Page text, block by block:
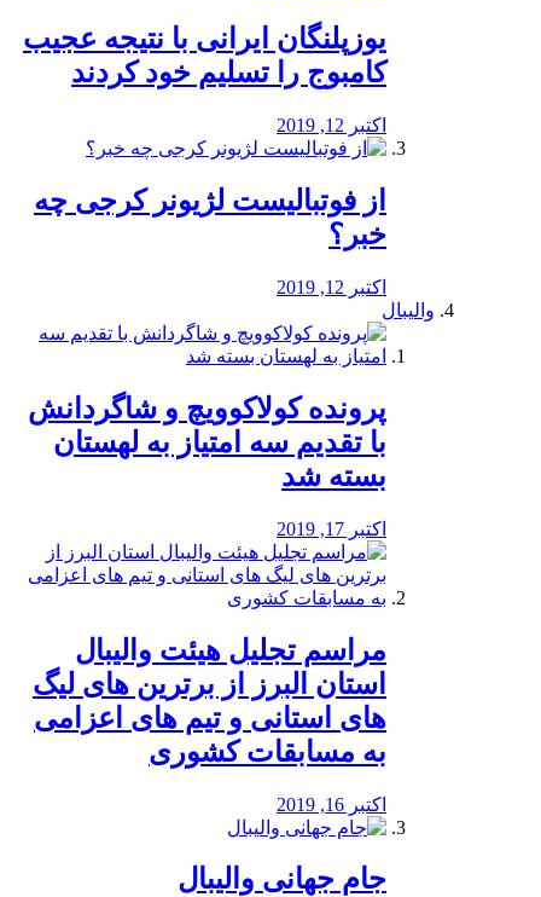
یوزپلنگان ایرانی با نتیجه عجیب
کامبوج را تسلیم خود کردند
اکتبر 12, 2019
از فوتبالیست لژیونر کرجی چه
خبر؟
اکتبر 12, 2019
والیبال
پرونده کولاکوویچ و شاگردانش
با تقدیم سه امتیاز به لهستان
بسته شد
اکتبر 17, 2019
مراسم تجلیل هیئت والیبال
استان البرز از برترین های لیگ
های استانی و تیم های اعزامی
به مسابقات کشوری
اکتبر 16, 2019
جام جهانی والیبال